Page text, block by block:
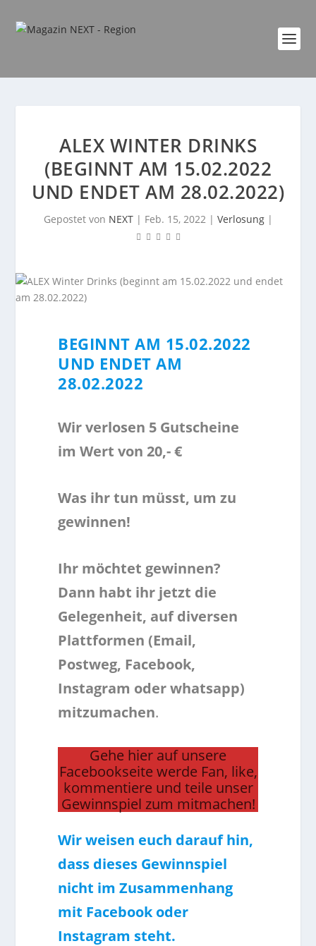
ALEX WINTER DRINKS
(BEGINNT AM 15.02.2022
UND ENDET AM 28.02.2022)
Gepostet von NEXT| Feb. 15, 2022| Verlosung|
BEGINNT AM 15.02.2022
UND ENDET AM
28.02.2022
Wir verlosen 5 Gutscheine
im Wert von 20,- €
Was ihr tun müsst, um zu
gewinnen!
Ihr möchtet gewinnen?
Dann habt ihr jetzt die
Gelegenheit, auf diversen
Plattformen (Email,
Postweg, Facebook,
Instagram oder whatsapp)
mitzumachen.
Gehe hier auf unsere
Facebookseite werde Fan, like,
kommentiere und teile unser
Gewinnspiel zum mitmachen!
Wir weisen euch darauf hin,
dass dieses Gewinnspiel
nicht im Zusammenhang
mit Facebook oder
Instagram steht.